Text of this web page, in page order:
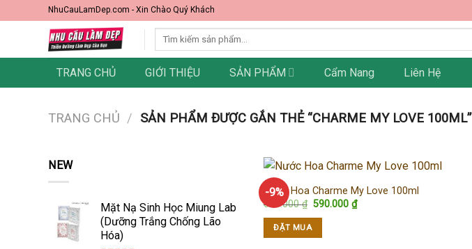
to
NhuCauLamDep.com - Xin Chào Quý Khách
Tìm
kiếm:
TRANG CHỦ GIỚI THIỆU SẢN PHẨM Cẩm Nang Liên Hệ
TRANG CHỦ / SẢN PHẨM ĐƯỢC GẮN THẺ “CHARME MY LOVE 100ML”
NEW
Mặt Nạ Sinh Học Miung Lab
(Dưỡng Trắng Chống Lão
Hóa)
-9%
Nước Hoa Charme My Love 100ml
650.000₫ Giá
650.000 ₫.
590.000 ₫Giá
hiện
ĐẶT MUA